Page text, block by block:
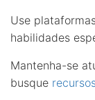
Use
habilidades
Mantenha-se
busque